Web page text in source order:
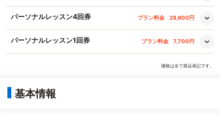
パーソナルレッスン4回券 プラン料金 28,600円
パーソナルレッスン1回券 プラン料金 7,700円
価格は全て税込表記です。
基本情報